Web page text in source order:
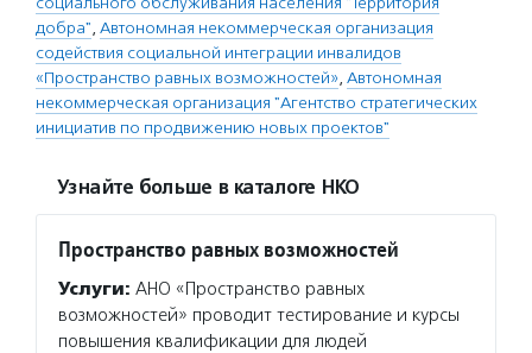
добра", Автономная некоммерческая организация
содействия социальной интеграции инвалидов
«Пространство равных возможностей», Автономная
некоммерческая организация "Агентство стратегических
инициатив по продвижению новых проектов"
Узнайте больше в каталоге НКО
Пространство равных возможностей
Услуги: АНО «Пространство равных
возможностей» проводит тестирование и курсы
повышения квалификации для людей